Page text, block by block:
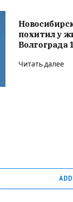
похитил у
Волгограда
Читать далее